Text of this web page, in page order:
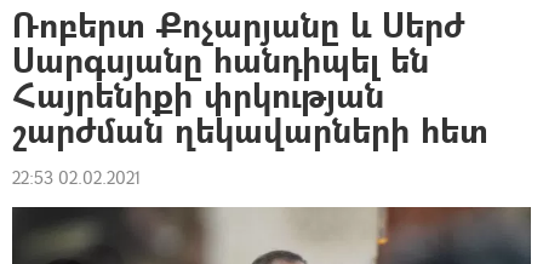
Ռոբերտ Քոչարյանը և Սերժ
Սարգսյանը հանդիպել են
Հայրենիքի փրկության
շարժման ղեկավարների հետ
22:53 02.02.2021